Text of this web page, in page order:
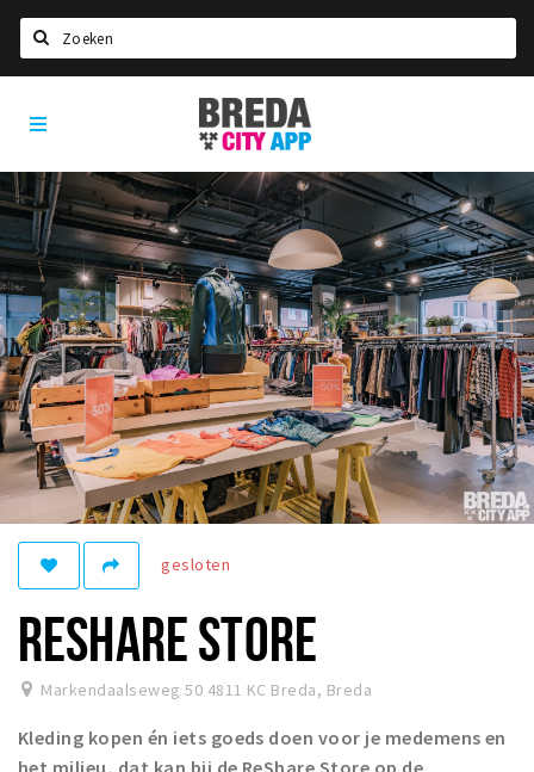
Home
Agenda
Deals
Party pics
Nieuws, interviews & blogs
Eten
Drinken
Slapen
Recreatief
Winkels
Winkelgebieden
Bezienswaardigheden
Musea, theaters & podia
Uitjes & activiteiten
Breda
City
App
gesloten
RESHARE STORE
Markendaalseweg 50 4811 KC Breda, Breda
Kleding kopen én iets goeds doen voor je medemens en